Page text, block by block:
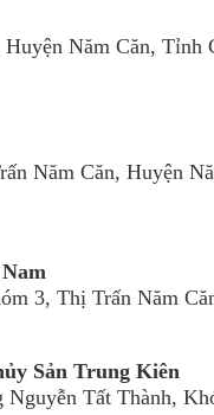
Năm Căn, Tỉnh
Năm Căn, Huyện
3, Thị Trấn Năm
Sản Trung Kiên
Tất Thành,